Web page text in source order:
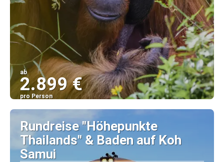
ab
2.899 €
pro Person
Sehen
Rundreise "Höhepunkte
Thailands" & Baden auf Koh
Samui